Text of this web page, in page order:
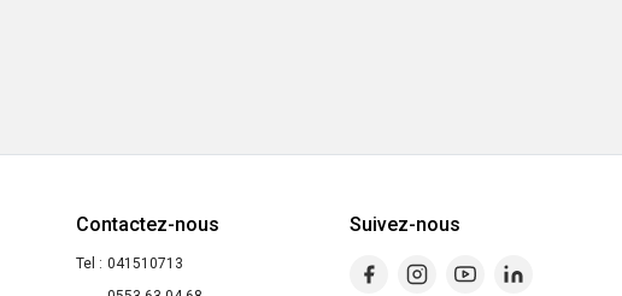
Contactez-nous
Tel : 041510713
Suivez-nous